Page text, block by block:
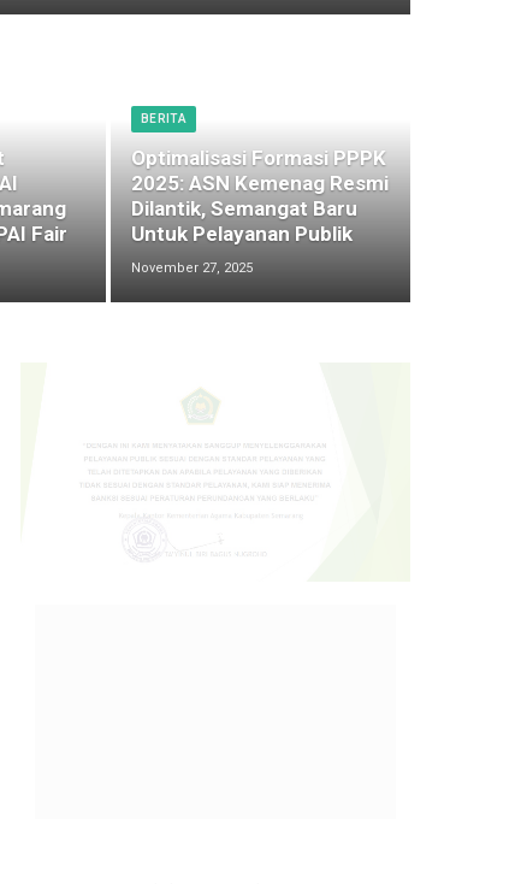
Fair
BERITA
Optimalisasi Formasi PPPK
2025: ASN Kemenag Resmi
Dilantik, Semangat Baru
Untuk Pelayanan Publik
November 27, 2025